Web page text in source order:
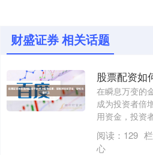
财盛证券 相关话题
在瞬息万变的
成为投资者倍
用资金，投资
从而获....
阅读： 129
心